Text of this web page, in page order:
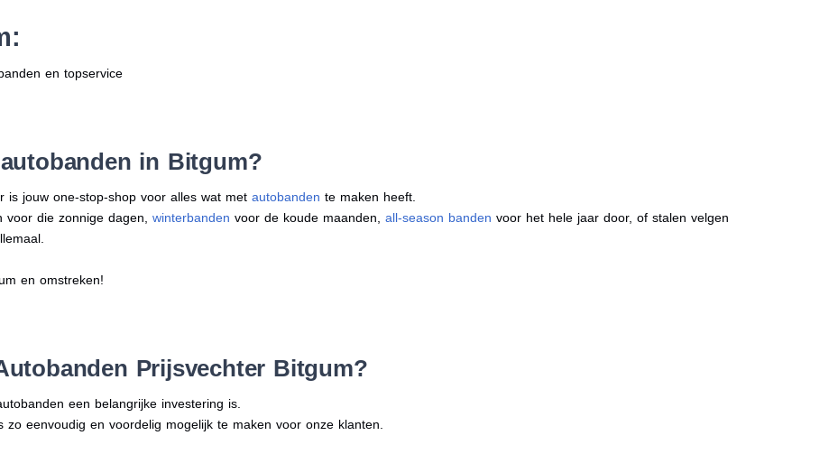
en topservice
in Bitgum?
is jouw one-stop-shop voor alles wat met autobanden te maken heeft.
voor die zonnige dagen, winterbanden voor de koude maanden, all-season banden voor het hele jaar door, of stalen velgen
en omstreken!
Prijsvechter Bitgum?
een belangrijke investering is.
eenvoudig en voordelig mogelijk te maken voor onze klanten.